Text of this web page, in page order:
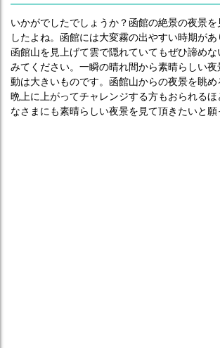
いかがでしたでしょうか？函館の絶景の夜景を
したよね。函館には大変霧の出やすい時期が
函館山を見上げて雲で隠れていてもぜひ諦め
みてください。一瞬の晴れ間から素晴らしい
動は大きいものです。函館山からの夜景を眺
晩上に上がってチャレンジする方もおられる
なさまにも素晴らしい夜景を見て頂きたいと願